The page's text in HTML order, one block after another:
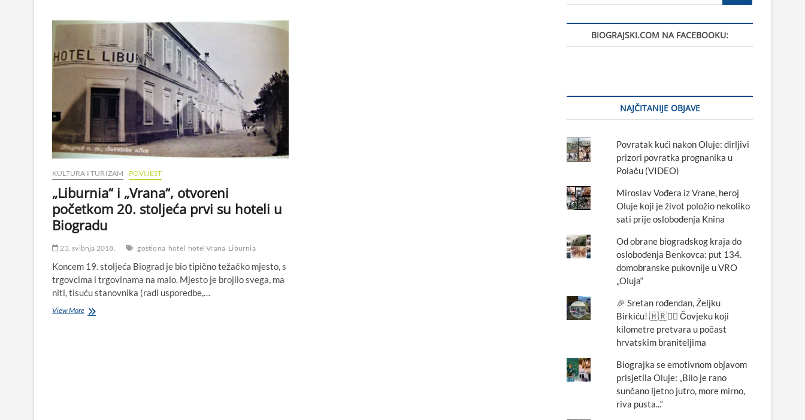
KULTURA I TURIZAM POVIJEST
„Liburnia“ i „Vrana“, otvoreni
početkom 20. stoljeća prvi su hoteli u
Biogradu
23. svibnja 2018. gostiona hotel hotel Vrana Liburnia
Koncem 19. stoljeća Biograd je bio tipično težačko mjesto, s
trgovcima i trgovinama na malo. Mjesto je brojilo svega, ma
niti, tisuću stanovnika (radi usporedbe,…
View More„Liburnia“
BIOGRAJSKI.COM NA FACEBOOKU:
NAJČITANIJE OBJAVE
Povratak kući nakon Oluje: dirljivi
prizori povratka prognanika u
Polaču (VIDEO)
Miroslav Vođera iz Vrane, heroj
Oluje koji je život položio nekoliko
sati prije oslobođenja Knina
Od obrane biogradskog kraja do
oslobođenja Benkovca: put 134.
domobranske pukovnije u VRO
„Oluja“
🎉 Sretan rođendan, Željku
Birkiću! 🇭🇷🏃‍♂️ Čovjeku koji
kilometre pretvara u počast
hrvatskim braniteljima
Biograjka se emotivnom objavom
prisjetila Oluje: „Bilo je rano
sunčano ljetno jutro, more mirno,
riva pusta...“